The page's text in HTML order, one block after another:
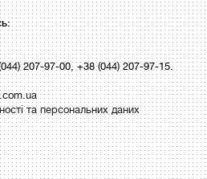
207-97-00, +38 (044) 207-97-15.
та персональних даних